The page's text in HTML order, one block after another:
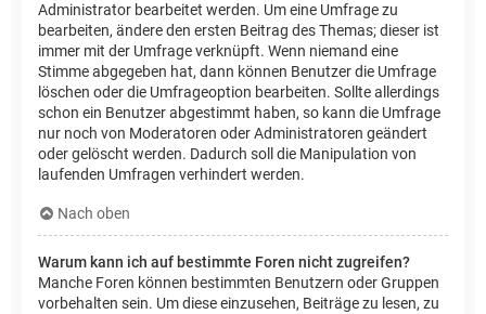
Administrator bearbeitet werden. Um eine Umfrage zu
bearbeiten, ändere den ersten Beitrag des Themas; dieser ist
immer mit der Umfrage verknüpft. Wenn niemand eine
Stimme abgegeben hat, dann können Benutzer die Umfrage
löschen oder die Umfrageoption bearbeiten. Sollte allerdings
schon ein Benutzer abgestimmt haben, so kann die Umfrage
nur noch von Moderatoren oder Administratoren geändert
oder gelöscht werden. Dadurch soll die Manipulation von
laufenden Umfragen verhindert werden.
Nach oben
Warum kann ich auf bestimmte Foren nicht zugreifen?
Manche Foren können bestimmten Benutzern oder Gruppen
vorbehalten sein. Um diese einzusehen, Beiträge zu lesen, zu